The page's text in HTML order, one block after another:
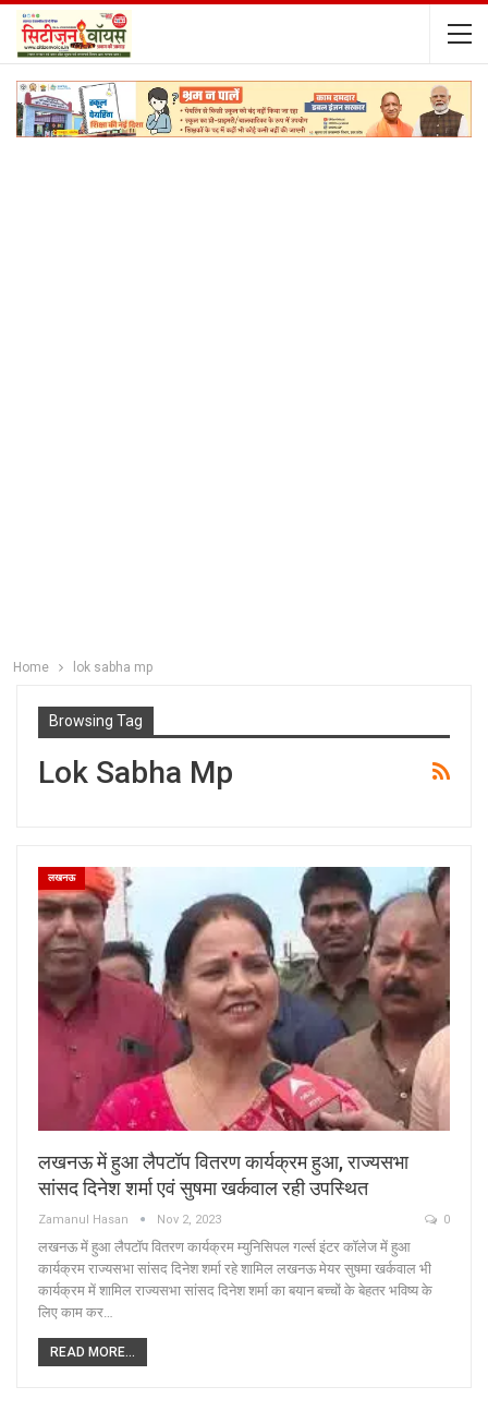
Home lok sabha mp
Browsing Tag
Lok Sabha Mp
लखनऊ
लखनऊ में हुआ लैपटॉप वितरण कार्यक्रम हुआ, राज्यसभा
सांसद दिनेश शर्मा एवं सुषमा खर्कवाल रही उपस्थित
Zamanul Hasan Nov 2, 2023 0
लखनऊ में हुआ लैपटॉप वितरण कार्यक्रम म्युनिसिपल गर्ल्स इंटर कॉलेज में हुआ
कार्यक्रम राज्यसभा सांसद दिनेश शर्मा रहे शामिल लखनऊ मेयर सुषमा खर्कवाल भी
कार्यक्रम में शामिल राज्यसभा सांसद दिनेश शर्मा का बयान बच्चों के बेहतर भविष्य के
लिए काम कर…
READ MORE...